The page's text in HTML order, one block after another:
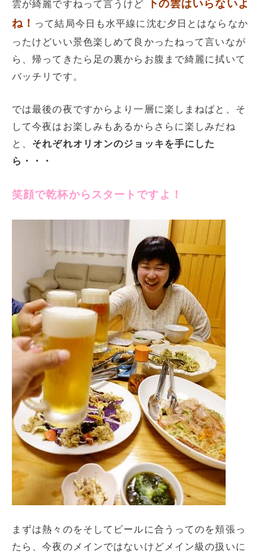
雲が綺麗ですねって言うけど 下の雲はいらないよ
ね！ って結局今日も水平線に沈む夕日とはならなか
ったけどいい景色楽しめて良かったねって言いなが
ら、帰ってきたら足の裏からお腹まで綺麗に拭いて
バッチリです。
では最後の夜ですからより一層に楽しまねばと、そ
して今夜はお楽しみもあるからさらに楽しみだね
と、 それぞれオリオンのジョッキを手にした
ら・・・
笑顔で乾杯からスタートですよ！
まずは熱々のをそしてビールに合うってのを頬張っ
たら、今夜のメインではないけどメイン級の扱いに